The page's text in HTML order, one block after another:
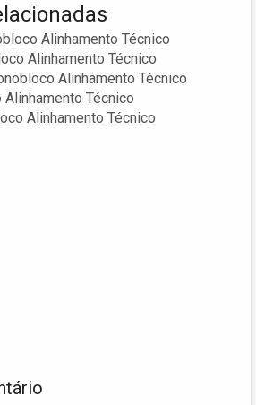
Alinhamento Técnico
Alinhamento Técnico
Alinhamento Técnico
Técnico
Alinhamento Técnico